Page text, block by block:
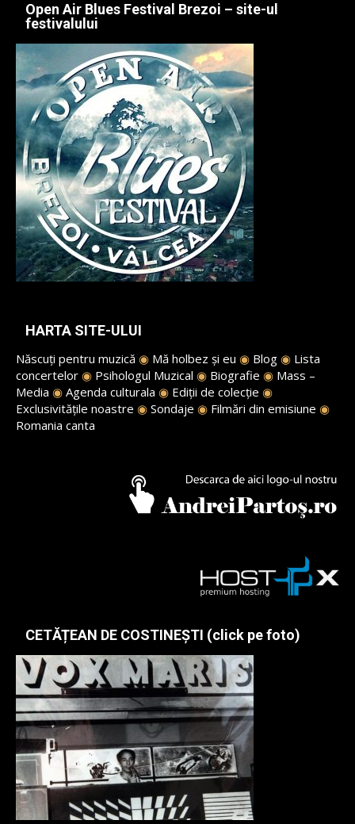
Open Air Blues Festival Brezoi – site-ul
festivalului
HARTA SITE-ULUI
Născuți pentru muzică ◉ Mă holbez și eu ◉ Blog ◉ Lista
concertelor ◉ Psihologul Muzical ◉ Biografie ◉ Mass –
Media ◉ Agenda culturala ◉ Ediții de colecție ◉
Exclusivitățile noastre ◉ Sondaje ◉ Filmări din emisiune ◉
Romania canta
CETĂȚEAN DE COSTINEȘTI (click pe foto)